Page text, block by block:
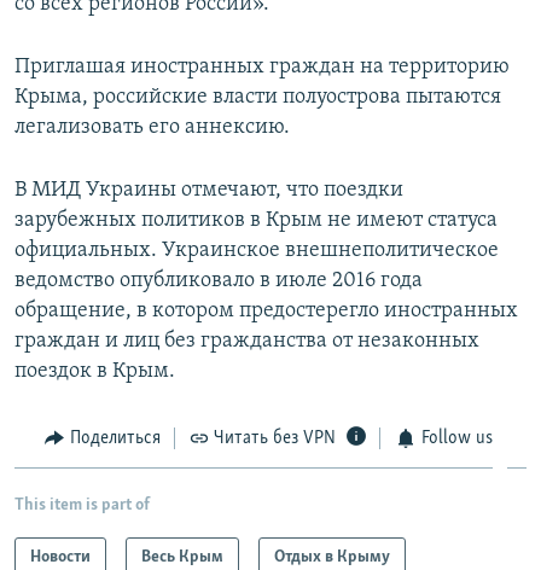
Приглашая иностранных граждан на территорию
Крыма, российские власти полуострова пытаются
легализовать его аннексию.
В МИД Украины отмечают, что поездки
зарубежных политиков в Крым не имеют статуса
официальных. Украинское внешнеполитическое
ведомство опубликовало в июле 2016 года
обращение, в котором предостерегло иностранных
граждан и лиц без гражданства от незаконных
поездок в Крым.
Поделиться Читать без VPN Follow us
This item is part of
Новости Весь Крым Отдых в Крыму